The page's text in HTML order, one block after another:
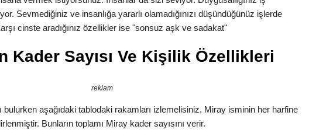
Sevmediğiniz ve insanlığa yararlı olamadığınızı düşündüğünüz işlerde
cinste aradığınız özellikler ise "sonsuz aşk ve sadakat"
Kader Sayısı Ve Kişilik Özellikleri
reklam
bulurken aşağıdaki tablodaki rakamları izlemelisiniz. Miray isminin her harfine
Bunların toplamı Miray kader sayısını verir.